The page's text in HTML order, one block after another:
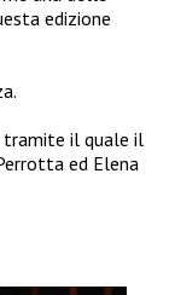
edizione
il quale il
ed Elena